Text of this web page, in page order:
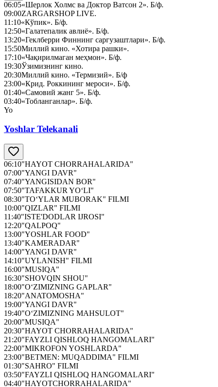
06:05«Шерлок Холмс ва Доктор Ватсон 2». Б/ф.
09:00ZARGARSHOP LIVE.
11:10«Кўпик». Б/ф.
12:50«Галатепалик авлиё». Б/ф.
13:20«Геклберри Финнинг саргузаштлари». Б/ф.
15:50Миллий кино. «Хотира рашки».
17:10«Чақирилмаган меҳмон». Б/ф.
19:30Ўзимизнинг кино.
20:30Миллий кино. «Термизий». Б/ф
23:00«Крид. Роккининг мероси». Б/ф.
01:40«Самовий жанг 5». Б/ф.
03:40«Тобланганлар». Б/ф.
Yo
Yoshlar Telekanali
06:10"HAYOT CHORRAHALARIDA"
07:00"YANGI DAVR"
07:40"YANGISIDAN BOR"
07:50"TAFAKKUR YO‘LI"
08:30"TO‘YLAR MUBORAK" FILMI
10:00"QIZLAR" FILMI
11:40"ISTE'DODLAR IJROSI"
12:20"QALPOQ"
13:00"YOSHLAR FOOD"
13:40"KAMERADAR"
14:00"YANGI DAVR"
14:10"UYLANISH" FILMI
16:00"MUSIQA"
16:30"SHOVQIN SHOU"
18:00"O‘ZIMIZNING GAPLAR"
18:20"ANATOMOSHA"
19:00"YANGI DAVR"
19:40"O‘ZIMIZNING MAHSULOT"
20:00"MUSIQA"
20:30"HAYOT CHORRAHALARIDA"
21:20"FAYZLI QISHLOQ HANGOMALARI"
22:00"MIKROFON YOSHLARDA"
23:00"BETMEN: MUQADDIMA" FILMI
01:30"SAHRO" FILMI
03:50"FAYZLI QISHLOQ HANGOMALARI"
04:40"HAYOTCHORRAHALARIDA"